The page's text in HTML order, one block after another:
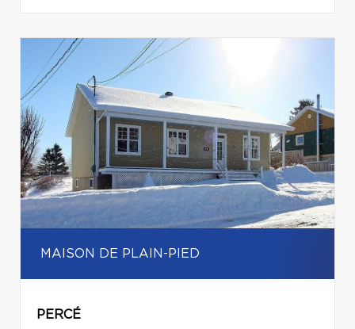
MAISON DE PLAIN-PIED
PERCÉ